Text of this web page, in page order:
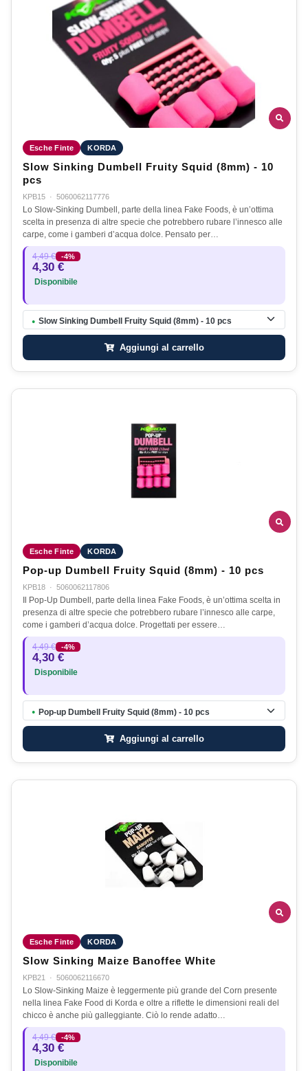
Esche Finte KORDA
Slow Sinking Dumbell Fruity Squid (8mm) - 10
pcs
KPB15 · 5060062117776
Lo Slow-Sinking Dumbell, parte della linea Fake Foods, è un’ottima
scelta in presenza di altre specie che potrebbero rubare l’innesco alle
carpe, come i gamberi d’acqua dolce. Pensato per…
4,49 € -4%
4,30 €
Disponibile
● Slow Sinking Dumbell Fruity Squid (8mm) - 10 pcs
Aggiungi al carrello
Esche Finte KORDA
Pop-up Dumbell Fruity Squid (8mm) - 10 pcs
KPB18 · 5060062117806
Il Pop-Up Dumbell, parte della linea Fake Foods, è un’ottima scelta in
presenza di altre specie che potrebbero rubare l’innesco alle carpe,
come i gamberi d’acqua dolce. Progettati per essere…
4,49 € -4%
4,30 €
Disponibile
● Pop-up Dumbell Fruity Squid (8mm) - 10 pcs
Aggiungi al carrello
Esche Finte KORDA
Slow Sinking Maize Banoffee White
KPB21 · 5060062116670
Lo Slow-Sinking Maize è leggermente più grande del Corn presente
nella linea Fake Food di Korda e oltre a riflette le dimensioni reali del
chicco è anche più galleggiante. Ciò lo rende adatto…
4,49 € -4%
4,30 €
Disponibile